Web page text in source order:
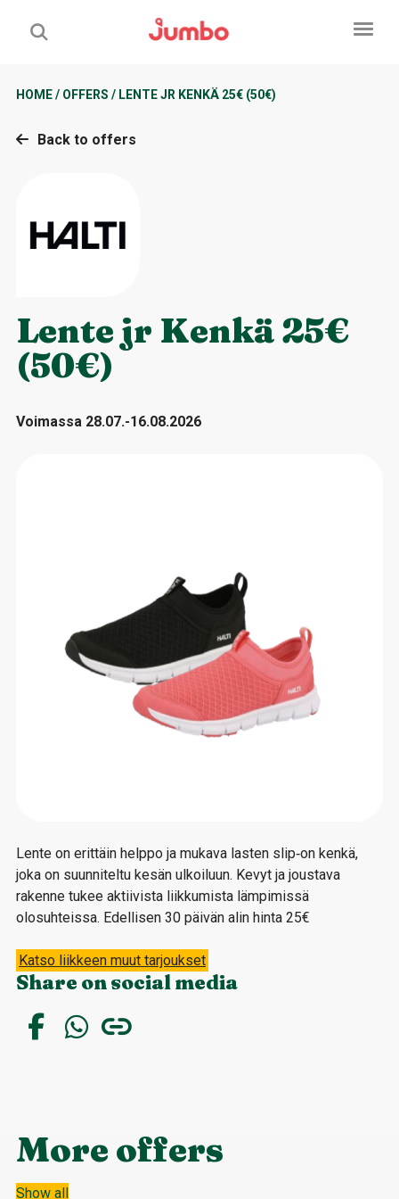
HOME/ OFFERS / LENTE JR KENKÄ 25€ (50€)
Back to offers
Lente jr Kenkä 25€
(50€)
Voimassa 28.07.-16.08.2026
Lente on erittäin helppo ja mukava lasten slip‑on kenkä,
joka on suunniteltu kesän ulkoiluun. Kevyt ja joustava
rakenne tukee aktiivista liikkumista lämpimissä
olosuhteissa. Edellisen 30 päivän alin hinta 25€
Katso liikkeen muut tarjoukset
Share on social media
More offers
Show all